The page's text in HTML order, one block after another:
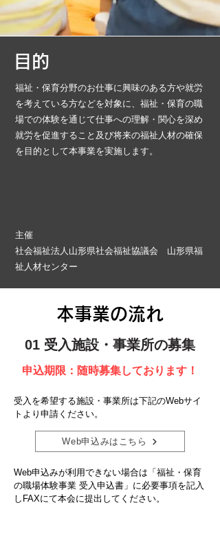
目的
福祉・保育分野のお仕事に興味のある方や就労
を考えている方などを対象に、福祉・保育の職
場での体験を通じて仕事への理解・関心を深め
就労を促進すること及び将来の福祉人材の確保
を目的として本事業を実施します。
主催
社会福祉法人山形県社会福祉協議会 山形県福
祉人材センター
​本事業の流れ
01 受入施設・事業所の募集
​申込期限：随時募集しております！
受入を希望する施設・事業所は下記のWebサイ
トより申請ください。
Web申込みはこちら
​Web申込みが利用できない場合は「福祉・保育
の職場体験事業 受入申込書」に必要事項を記入
しFAXにて本会に提出してください。